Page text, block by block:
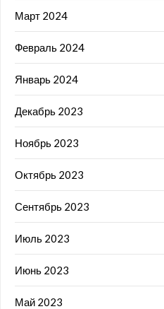
Март 2024
Февраль 2024
Январь 2024
Декабрь 2023
Ноябрь 2023
Октябрь 2023
Сентябрь 2023
Июль 2023
Июнь 2023
Май 2023